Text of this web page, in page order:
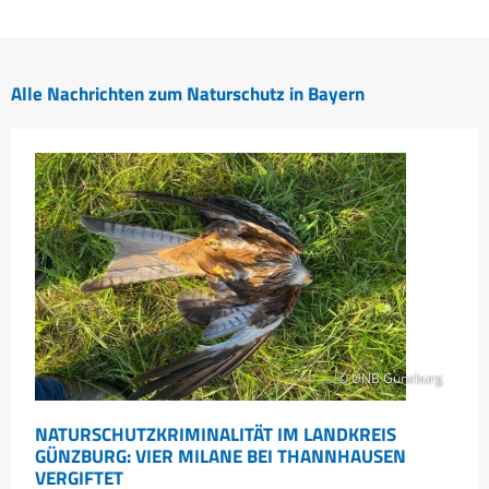
Alle Nachrichten zum Naturschutz in Bayern
© UNB Günzburg
NATURSCHUTZKRIMINALITÄT IM LANDKREIS
GÜNZBURG: VIER MILANE BEI THANNHAUSEN
VERGIFTET